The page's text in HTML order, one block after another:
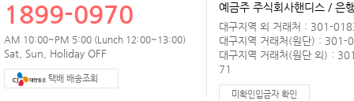
1899-0970
AM 10:00~PM 5:00 (Lunch 12:00~13:00)
Sat, Sun, Holiday OFF
택배 배송조회
예금주 주식회사핸디스 / 은
대구지역 외 거래처 : 301-
대구지역 거래처(원단) :
대구지역 거래처(원단 외) :
71
미확인입금자 확인